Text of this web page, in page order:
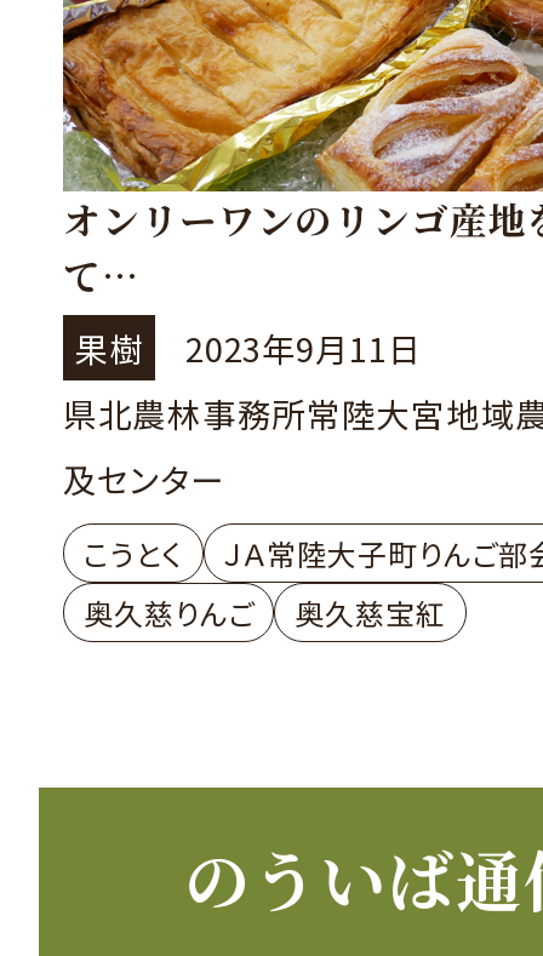
オンリーワンのリンゴ産地
て
～JA常陸大子町りんご部
慈りんご」ブランド力向上
～
果樹
2023年9月11日
県北農林事務所常陸大宮地域
及センター
こうとく
ＪＡ常陸大子町りんご部
奥久慈りんご
奥久慈宝紅
のういば